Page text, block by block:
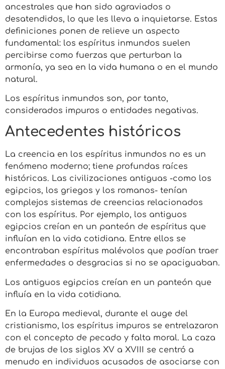
ancestrales que han sido agraviados o
desatendidos, lo que les lleva a inquietarse. Estas
definiciones ponen de relieve un aspecto
fundamental: los espíritus inmundos suelen
percibirse como fuerzas que perturban la
armonía, ya sea en la vida humana o en el mundo
natural.
Los espíritus inmundos son, por tanto,
considerados impuros o entidades negativas.
Antecedentes históricos
La creencia en los espíritus inmundos no es un
fenómeno moderno; tiene profundas raíces
históricas. Las civilizaciones antiguas -como los
egipcios, los griegos y los romanos- tenían
complejos sistemas de creencias relacionados
con los espíritus. Por ejemplo, los antiguos
egipcios creían en un panteón de espíritus que
influían en la vida cotidiana. Entre ellos se
encontraban espíritus malévolos que podían traer
enfermedades o desgracias si no se apaciguaban.
Los antiguos egipcios creían en un panteón que
influía en la vida cotidiana.
En la Europa medieval, durante el auge del
cristianismo, los espíritus impuros se entrelazaron
con el concepto de pecado y falta moral. La caza
de brujas de los siglos XV a XVIII se centró a
menudo en individuos acusados de asociarse con